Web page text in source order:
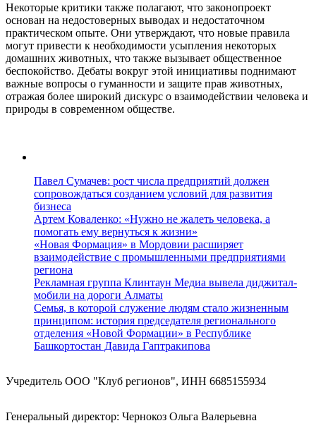
Некоторые критики также полагают, что законопроект
основан на недостоверных выводах и недостаточном
практическом опыте. Они утверждают, что новые правила
могут привести к необходимости усыпления некоторых
домашних животных, что также вызывает общественное
беспокойство. Дебаты вокруг этой инициативы поднимают
важные вопросы о гуманности и защите прав животных,
отражая более широкий дискурс о взаимодействии человека и
природы в современном обществе.
Павел Сумачев: рост числа предприятий должен
сопровождаться созданием условий для развития
бизнеса
Артем Коваленко: «Нужно не жалеть человека, а
помогать ему вернуться к жизни»
«Новая Формация» в Мордовии расширяет
взаимодействие с промышленными предприятиями
региона
Рекламная группа Клинтаун Медиа вывела диджитал-
мобили на дороги Алматы
Семья, в которой служение людям стало жизненным
принципом: история председателя регионального
отделения «Новой Формации» в Республике
Башкортостан Давида Гаптракипова
Учредитель ООО "Клуб регионов", ИНН 6685155934
Генеральный директор: Чернокоз Ольга Валерьевна